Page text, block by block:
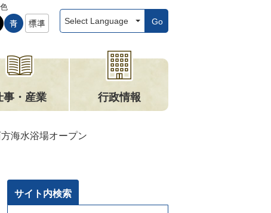
Go
事・産業 行政情報
海水浴場オープン
サイト内検索